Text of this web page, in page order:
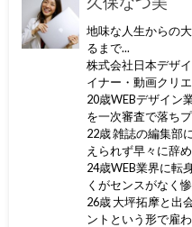
地味な人生からの
るまで...
株式会社日本デザ
イナー・動画クリ
20歳WEBデザイン
を一次審査で落ち
22歳 雑誌の編集部
えられず早々に辞
24歳WEB業界に転
くがセンスがなく
26歳 大坪拓摩と出
ントという形で雇